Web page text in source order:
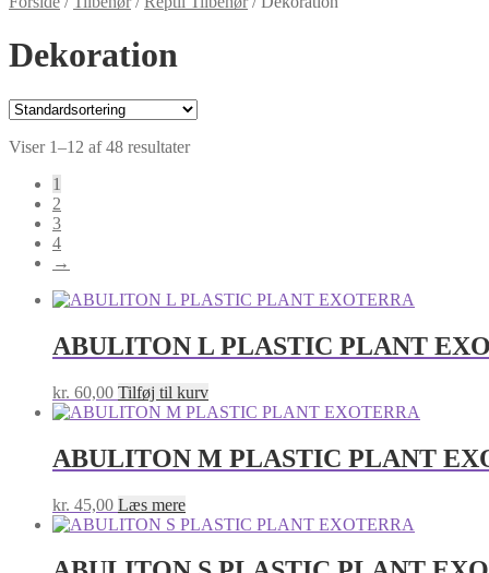
Dekoration
Viser 1–12 af 48 resultater
1
2
3
4
→
ABULITON L PLASTIC PLANT
kr. 60,00 Tilføj til kurv
ABULITON M PLASTIC PLANT
kr. 45,00 Læs mere